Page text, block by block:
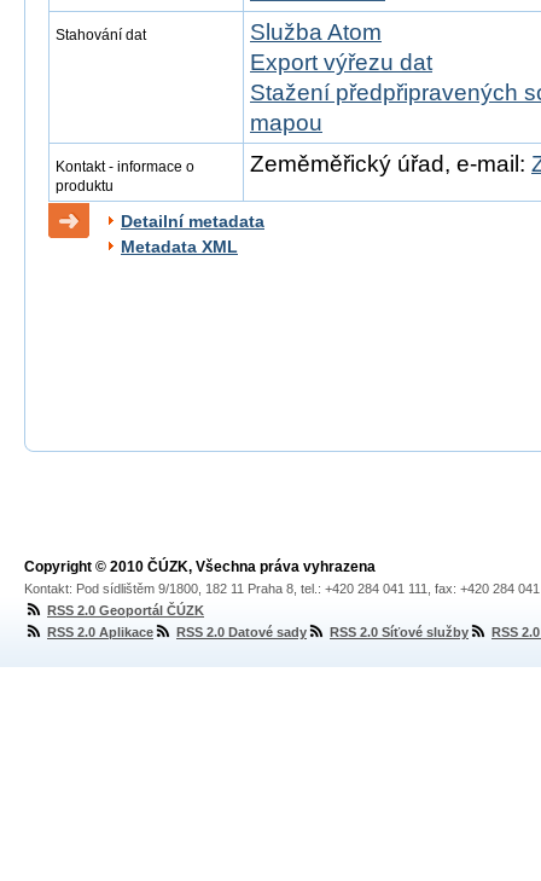
Stahování dat
Služba Atom
Export výřezu dat
Stažení předpřipravených
mapou
Kontakt - informace o
produktu
Zeměměřický úřad, e-mail:
Detailní metadata
Metadata XML
Copyright © 2010 ČÚZK, Všechna práva vyhrazena
Kontakt: Pod sídlištěm 9/1800, 182 11 Praha 8, tel.: +420 284 041 111, fax: +420 284
RSS 2.0 Geoportál ČÚZK
RSS 2.0 Aplikace
RSS 2.0 Datové sady RSS 2.0 Síťové služby RSS